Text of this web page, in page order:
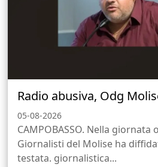
Radio abusiva, Odg
05-08-2026
CAMPOBASSO. Nella giornata
Giornalisti del Molise ha
testata. giornalistica...